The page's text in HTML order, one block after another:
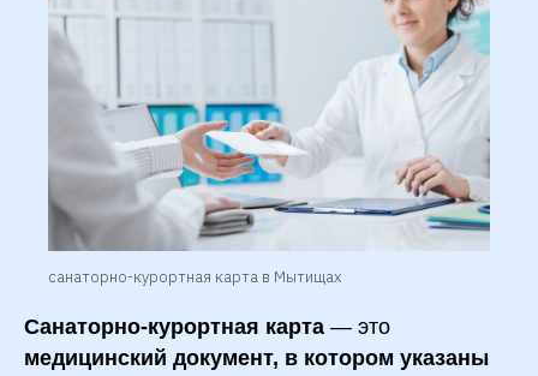
санаторно-курортная карта в Мытищах
Санаторно-курортная карта — это
медицинский документ, в котором указаны